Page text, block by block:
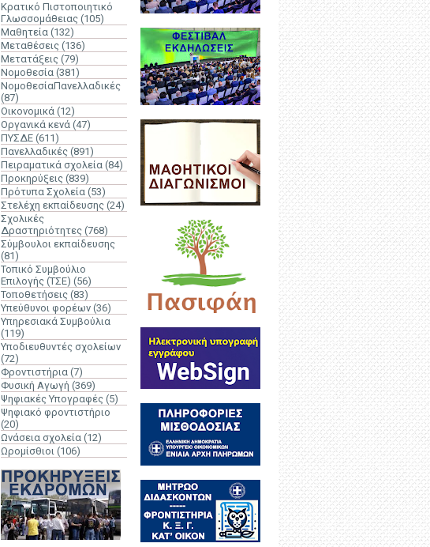
Κρατικό Πιστοποιητικό
Γλωσσομάθειας (105)
Μαθητεία (132)
Μεταθέσεις (136)
Μετατάξεις (79)
Νομοθεσία (381)
ΝομοθεσίαΠανελλαδικές
(87)
Οικονομικά (12)
Οργανικά κενά (47)
ΠΥΣΔΕ (611)
Πανελλαδικές (891)
Πειραματικά σχολεία (84)
Προκηρύξεις (839)
Πρότυπα Σχολεία (53)
Στελέχη εκπαίδευσης (24)
Σχολικές
Δραστηριότητες (768)
Σύμβουλοι εκπαίδευσης
(81)
Τοπικό Συμβούλιο
Επιλογής (ΤΣΕ) (56)
Τοποθετήσεις (83)
Υπεύθυνοι φορέων (36)
Υπηρεσιακά Συμβούλια
(119)
Υποδιευθυντές σχολείων
(72)
Φροντιστήρια (7)
Φυσική Αγωγή (369)
Ψηφιακές Υπογραφές (5)
Ψηφιακό φροντιστήριο
(20)
Ωνάσεια σχολεία (12)
Ωρομίσθιοι (106)